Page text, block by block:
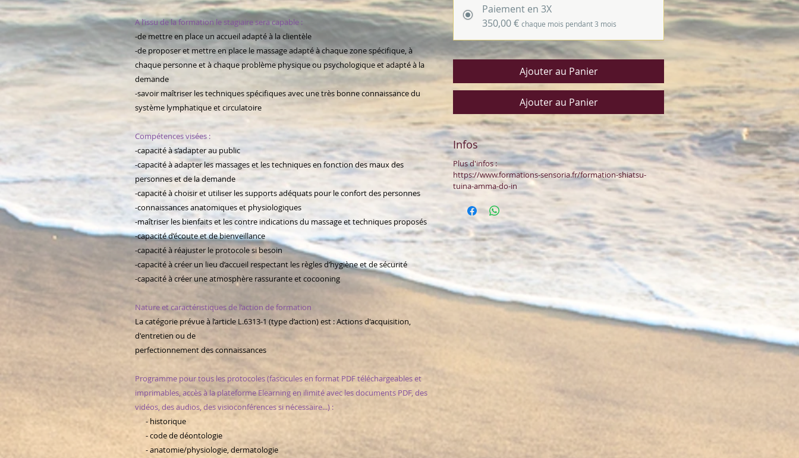
A l’issu de la formation le stagiaire sera capable :
-de mettre en place un accueil adapté à la clientèle
-de proposer et mettre en place le massage adapté à chaque zone spécifique, à
chaque personne et à chaque problème physique ou psychologique et adapté à la
demande
-savoir maîtriser les techniques spécifiques avec une très bonne connaissance du
système lymphatique et circulatoire
Compétences visées :
-capacité à s’adapter au public
-capacité à adapter les massages et les techniques en fonction des maux des
personnes et de la demande
-capacité à choisir et utiliser les supports adéquats pour le confort des personnes
-connaissances anatomiques et physiologiques
-maîtriser les bienfaits et les contre indications du massage et techniques proposés
-capacité d’écoute et de bienveillance
-capacité à réajuster le protocole si besoin
-capacité à créer un lieu d’accueil respectant les règles d’hygiène et de sécurité
-capacité à créer une atmosphère rassurante et cocooning
Nature et caractéristiques de l’action de formation
La catégorie prévue à l’article L.6313-1 (type d’action) est : Actions d'acquisition,
d'entretien ou de
perfectionnement des connaissances
Programme pour tous les protocoles (fascicules en format PDF téléchargeables et
imprimables, accès à la plateforme Elearning en ilimité avec les documents PDF, des
vidéos, des audios, des visioconférences si nécessaire...) :
- historique
- code de déontologie
- anatomie/physiologie, dermatologie
Paiement en 3X
350,00 € chaque mois pendant 3 mois
Ajouter au Panier
Ajouter au Panier
Infos
Plus d'infos :
https://www.formations-sensoria.fr/formation-shiatsu-
tuina-amma-do-in